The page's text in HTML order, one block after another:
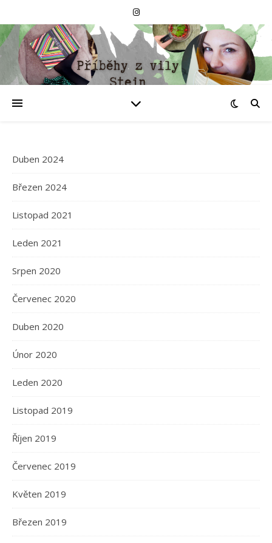
Duben 2024
Březen 2024
Listopad 2021
Leden 2021
Srpen 2020
Červenec 2020
Duben 2020
Únor 2020
Leden 2020
Listopad 2019
Říjen 2019
Červenec 2019
Květen 2019
Březen 2019